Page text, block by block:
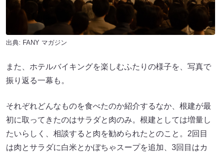
出典: FANY マガジン
また、ホテルバイキングを楽しむふたりの様子を、写真で
振り返る一幕も。
それぞれどんなものを食べたのか紹介するなか、根建が最
初に取ってきたのはサラダと肉のみ。根建としては増量し
たいらしく、相談すると肉を勧められたとのこと。2回目
は肉とサラダに白米とかぼちゃスープを追加、3回目はカ